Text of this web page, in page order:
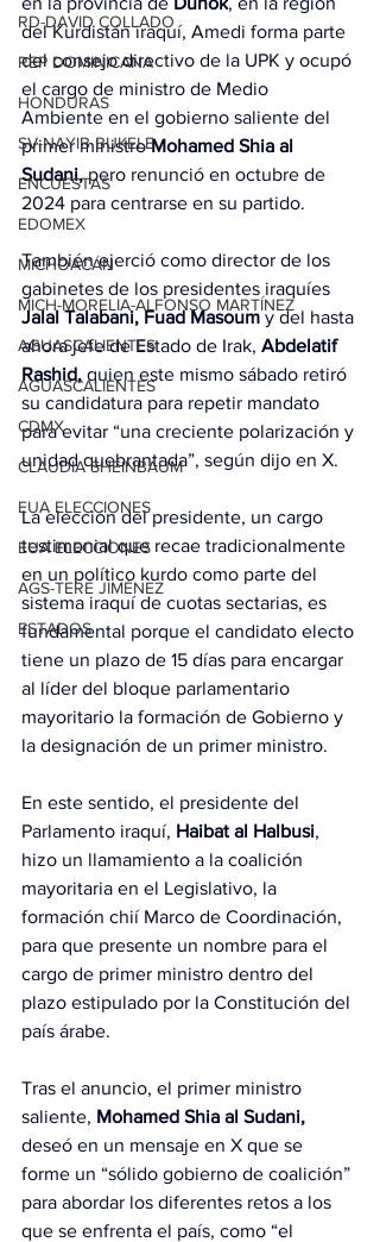
RD-DAVID COLLADO
REP DOMINICANA
HONDURAS
SV-NAYIB BUKELE
ENCUESTAS
EDOMEX
MICHOACÁN
MICH-MORELIA-ALFONSO MARTÍNEZ
AGUASCALIENTES
AGUASCALIENTES
CDMX
CLAUDIA SHEINBAUM
EUA ELECCIONES
EUA ELECCIONES
AGS-TERE JIMÉNEZ
ESTADOS
del Kurdistán iraquí, Amedi forma parte
del consejo directivo de la UPK y ocupó
el cargo de ministro de Medio
Ambiente en el gobierno saliente del
primer ministro Mohamed Shia al
Sudani, pero renunció en octubre de
2024 para centrarse en su partido.
También ejerció como director de los
gabinetes de los presidentes iraquíes
Jalal Talabani, Fuad Masoum y del hasta
ahora jefe de Estado de Irak, Abdelatif
Rashid, quien este mismo sábado retiró
su candidatura para repetir mandato
para evitar “una creciente polarización y
unidad quebrantada”, según dijo en X.
La elección del presidente, un cargo
testimonial que recae tradicionalmente
en un político kurdo como parte del
sistema iraquí de cuotas sectarias, es
fundamental porque el candidato electo
tiene un plazo de 15 días para encargar
al líder del bloque parlamentario
mayoritario la formación de Gobierno y
la designación de un primer ministro.
En este sentido, el presidente del
Parlamento iraquí, Haibat al Halbusi,
hizo un llamamiento a la coalición
mayoritaria en el Legislativo, la
formación chií Marco de Coordinación,
para que presente un nombre para el
cargo de primer ministro dentro del
plazo estipulado por la Constitución del
país árabe.
Tras el anuncio, el primer ministro
saliente, Mohamed Shia al Sudani,
deseó en un mensaje en X que se
forme un “sólido gobierno de coalición”
para abordar los diferentes retos a los
que se enfrenta el país, como “el